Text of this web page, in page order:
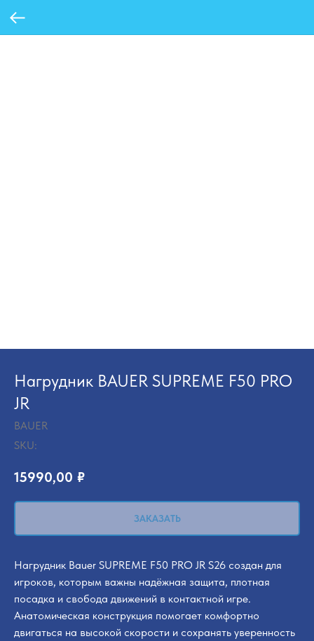
Нагрудник BAUER SUPREME F50 PRO
JR
BAUER
SKU:
15990,00 ₽
ЗАКАЗАТЬ
Нагрудник Bauer SUPREME F50 PRO JR S26 создан для
игроков, которым важны надёжная защита, плотная
посадка и свобода движений в контактной игре.
Анатомическая конструкция помогает комфортно
двигаться на высокой скорости и сохранять уверенность